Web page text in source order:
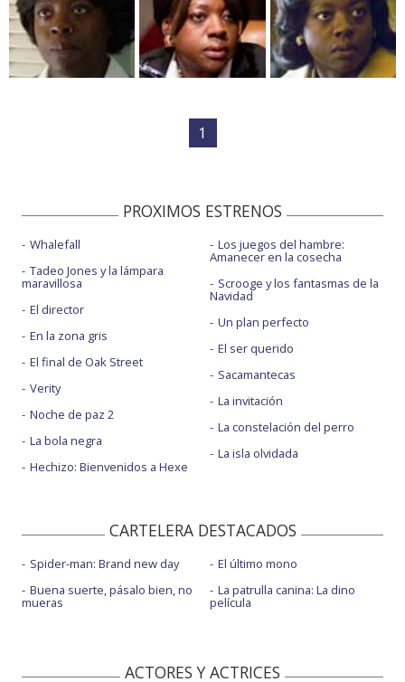
1
PROXIMOS ESTRENOS
Whalefall
Tadeo Jones y la lámpara
maravillosa
El director
En la zona gris
El final de Oak Street
Verity
Noche de paz 2
La bola negra
Hechizo: Bienvenidos a Hexe
Los juegos del hambre:
Amanecer en la cosecha
Scrooge y los fantasmas de la
Navidad
Un plan perfecto
El ser querido
Sacamantecas
La invitación
La constelación del perro
La isla olvidada
CARTELERA DESTACADOS
Spider-man: Brand new day
Buena suerte, pásalo bien, no
mueras
El último mono
La patrulla canina: La dino
película
ACTORES Y ACTRICES